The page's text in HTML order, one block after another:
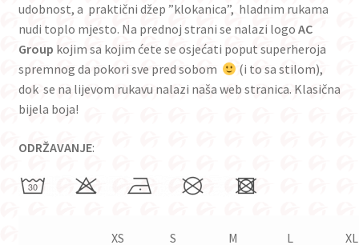
udobnost, a praktični džep ”klokanica”, hladnim rukama
nudi toplo mjesto. Na prednoj strani se nalazi logo AC
Group kojim sa kojim ćete se osjećati poput superheroja
spremnog da pokori sve pred sobom
(i to sa stilom),
dok se na lijevom rukavu nalazi naša web stranica. Klasična
bijela boja!
ODRŽAVANJE:
XS S M L XL